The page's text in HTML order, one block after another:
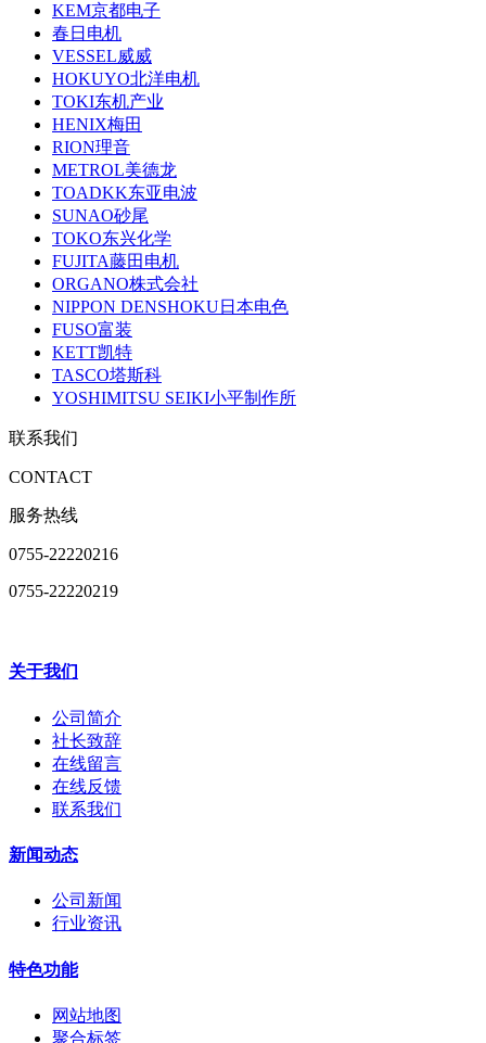
KEM京都电子
春日电机
VESSEL威威
HOKUYO北洋电机
TOKI东机产业
HENIX梅田
RION理音
METROL美德龙
TOADKK东亚电波
SUNAO砂尾
TOKO东兴化学
FUJITA藤田电机
ORGANO株式会社
NIPPON DENSHOKU日本电色
FUSO富装
KETT凯特
TASCO塔斯科
YOSHIMITSU SEIKI小平制作所
联系我们
CONTACT
服务热线
0755-22220216
0755-22220219
关于我们
公司简介
社长致辞
在线留言
在线反馈
联系我们
新闻动态
公司新闻
行业资讯
特色功能
网站地图
聚合标签